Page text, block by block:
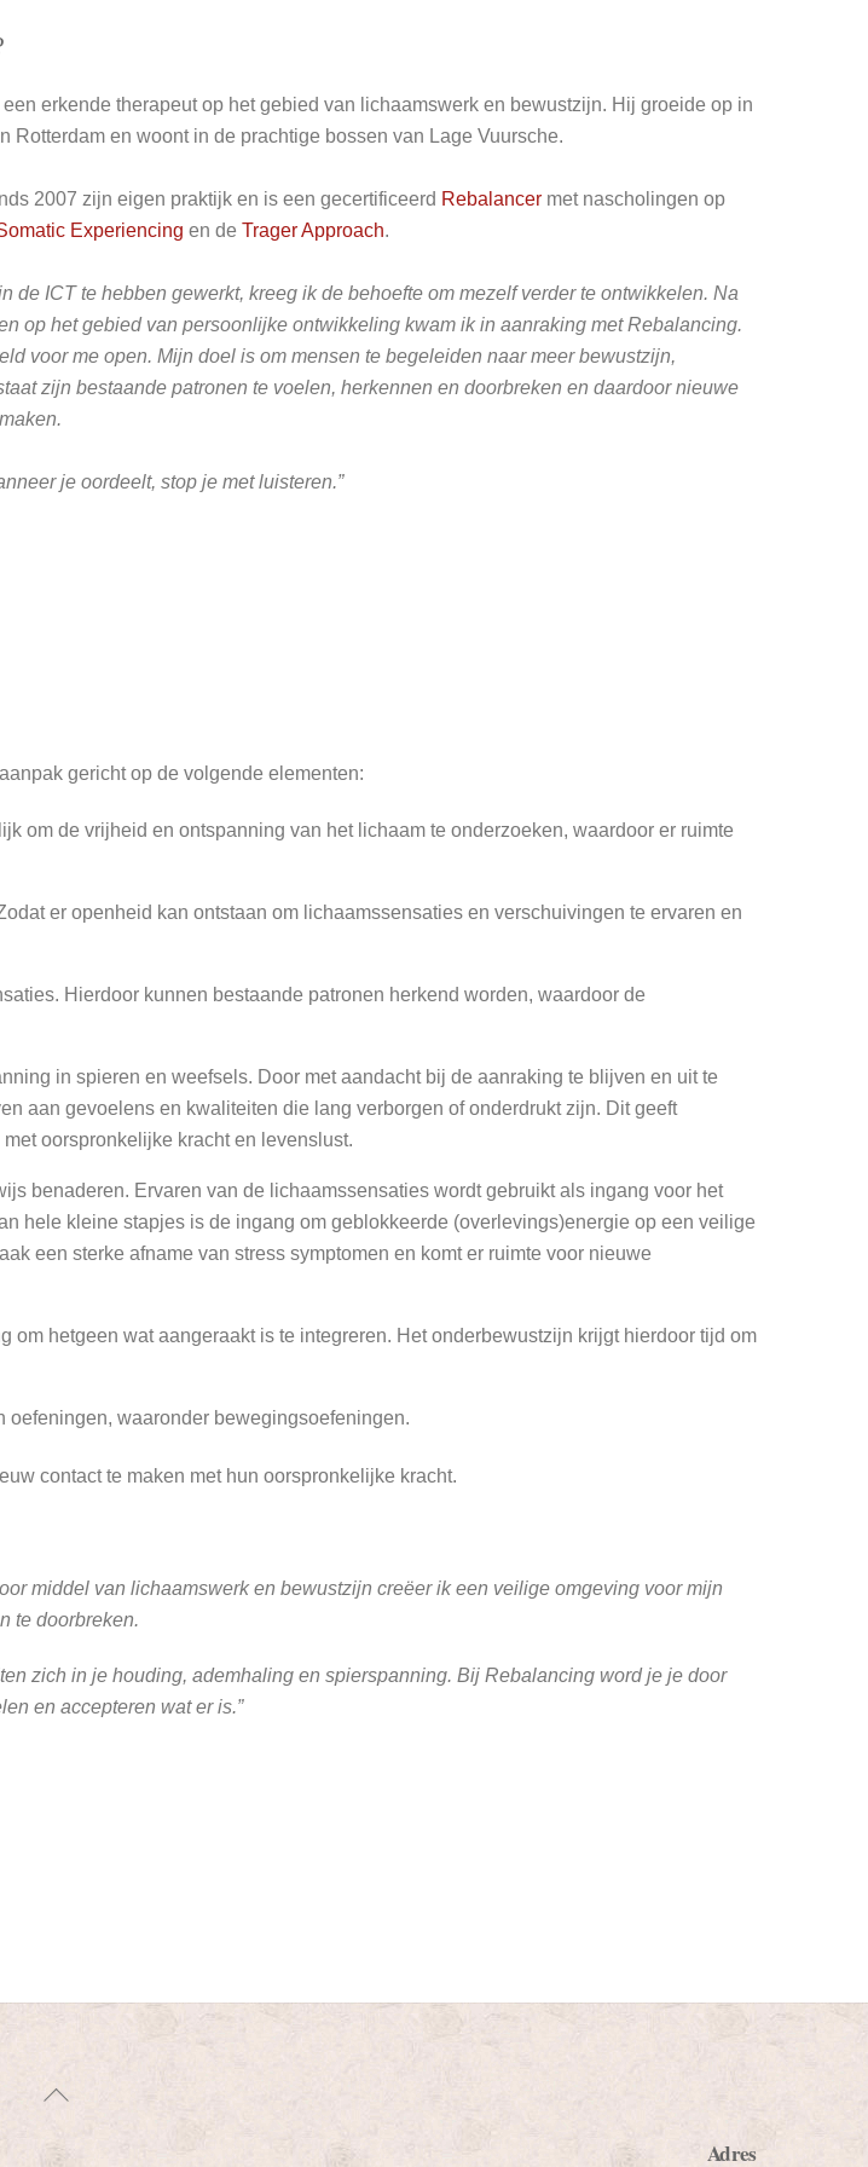
erkende therapeut op het gebied van lichaamswerk en bewustzijn. Hij groeide op in
Rotterdam en woont in de prachtige bossen van Lage Vuursche.
2007 zijn eigen praktijk en is een gecertificeerd Rebalancer met nascholingen op
Experiencing en deTrager Approach.
de ICT te hebben gewerkt, kreeg ik de behoefte om mezelf verder te ontwikkelen. Na
op het gebied van persoonlijke ontwikkeling kwam ik in aanraking met Rebalancing.
voor me open. Mijn doel is om mensen te begeleiden naar meer bewustzijn,
zijn bestaande patronen te voelen, herkennen en doorbreken en daardoor nieuwe
je oordeelt, stop je met luisteren.”
gericht op de volgende elementen:
om de vrijheid en ontspanning van het lichaam te onderzoeken, waardoor er ruimte
er openheid kan ontstaan om lichaamssensaties en verschuivingen te ervaren en
Hierdoor kunnen bestaande patronen herkend worden, waardoor de
in spieren en weefsels. Door met aandacht bij de aanraking te blijven en uit te
aan gevoelens en kwaliteiten die lang verborgen of onderdrukt zijn. Dit geeft
oorspronkelijke kracht en levenslust.
benaderen. Ervaren van de lichaamssensaties wordt gebruikt als ingang voor het
hele kleine stapjes is de ingang om geblokkeerde (overlevings)energie op een veilige
een sterke afname van stress symptomen en komt er ruimte voor nieuwe
hetgeen wat aangeraakt is te integreren. Het onderbewustzijn krijgt hierdoor tijd om
oefeningen, waaronder bewegingsoefeningen.
contact te maken met hun oorspronkelijke kracht.
middel van lichaamswerk en bewustzijn creëer ik een veilige omgeving voor mijn
te doorbreken.
zich in je houding, ademhaling en spierspanning. Bij Rebalancing word je je door
en accepteren wat er is.”
Back
Top
Adres